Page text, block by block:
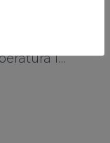
La temperatura ideale dell’acqua della doccia? Ecco il parere degli esperti